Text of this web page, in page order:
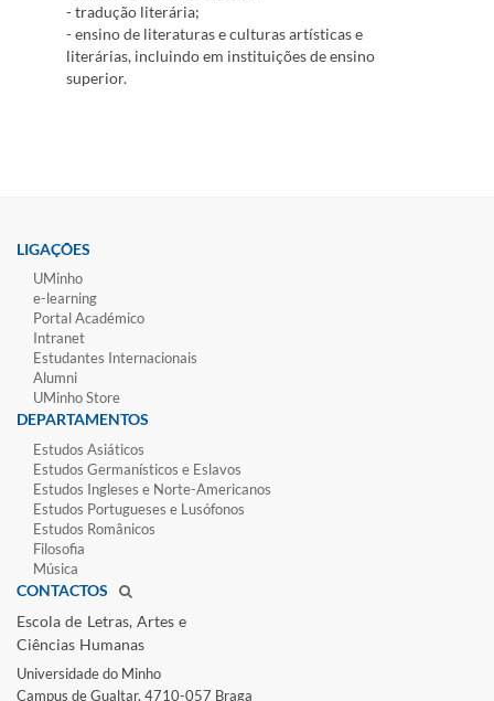
- tradução literária;
- ensino de literaturas e culturas artísticas e
literárias, incluindo em instituições de ensino
superior.
LIGAÇÕES
UMinho
e-learning
Portal Académico
Intranet
Estudantes Inter​​nacionais
Alumni
UMinho Store
DEPARTAMENTOS
Estudos Asiáticos
Estudos Germanísticos e Eslavos
Estudos Ingleses e Norte-​Americanos
Estudos Portugueses e Lusófonos
Estudos Românicos
Filosofia
Música
CONTACTOS
Escola de Letras, Artes e
Ciências Humanas
Universidade do Minho​
Campus de Gualtar, 4710-057 Braga